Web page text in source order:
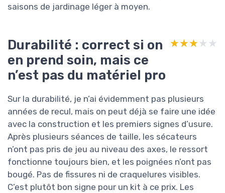
saisons de jardinage léger à moyen.
Durabilité : correct si on
en prend soin, mais ce
n’est pas du matériel pro
★★★★★
★★★★★
Sur la durabilité, je n’ai évidemment pas plusieurs
années de recul, mais on peut déjà se faire une idée
avec la construction et les premiers signes d’usure.
Après plusieurs séances de taille, les sécateurs
n’ont pas pris de jeu au niveau des axes, le ressort
fonctionne toujours bien, et les poignées n’ont pas
bougé. Pas de fissures ni de craquelures visibles.
C’est plutôt bon signe pour un kit à ce prix. Les